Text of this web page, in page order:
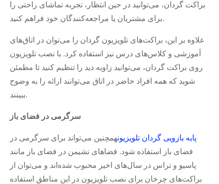
براکت گردان، می‌توانید در حین انتظار، تجربه تماشای راحتی را
برای مشتریان یا مراجعه‌کنندگان خود فراهم کنید.
علاوه بر این، براکت‌های تلویزیون گردان را می‌توان در اتاق‌های
آموزشی و کلاس‌های درس نیز استفاده کرد. با نصب تلویزیون
روی براکت گردان، می‌توانید زاویه دید را تنظیم کنید تا مطمئن
شوید که همه افراد حاضر در اتاق می‌توانند ارائه را به وضوح
ببینند.
سرگرمی در فضای باز
پایه بازویی گردان تلویزیونهمچنین می‌تواند برای سرگرمی در
فضای باز استفاده شود. فضاهای نشیمن در فضای باز مانند
پاسیو و تراس در سال‌های اخیر محبوب شده‌اند و می‌توان از
براکت‌های چرخان برای نصب تلویزیون در این مناطق استفاده